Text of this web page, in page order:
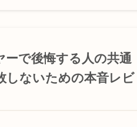
ーで後悔する人の共通
しないための本音レビ